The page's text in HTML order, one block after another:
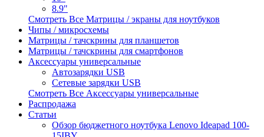
8.9"
Смотреть Все Матрицы / экраны для ноутбуков
Чипы / микросхемы
Матрицы / тачскрины для планшетов
Матрицы / тачскрины для смартфонов
Аксессуары универсальные
Автозарядки USB
Сетевые зарядки USB
Смотреть Все Аксессуары универсальные
Распродажа
Статьи
Обзор бюджетного ноутбука Lenovo Ideapad 100-